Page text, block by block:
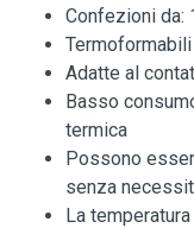
Confezioni da:
Adatte al
Basso
termica
Possono
senza
La